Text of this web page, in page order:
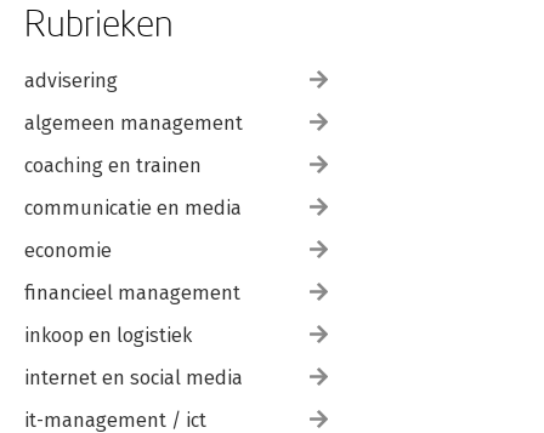
Rubrieken
advisering
algemeen management
coaching en trainen
communicatie en media
economie
financieel management
inkoop en logistiek
internet en social media
it-management / ict